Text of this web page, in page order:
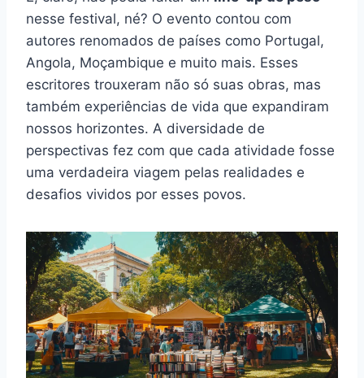
nesse festival, né? O evento contou com
autores renomados de países como Portugal,
Angola, Moçambique e muito mais. Esses
escritores trouxeram não só suas obras, mas
também experiências de vida que expandiram
nossos horizontes. A diversidade de
perspectivas fez com que cada atividade fosse
uma verdadeira viagem pelas realidades e
desafios vividos por esses povos.